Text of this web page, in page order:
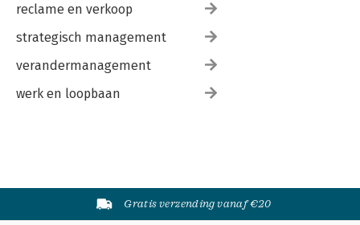
reclame en verkoop
strategisch management
verandermanagement
werk en loopbaan
Gratis verzending vanaf €20